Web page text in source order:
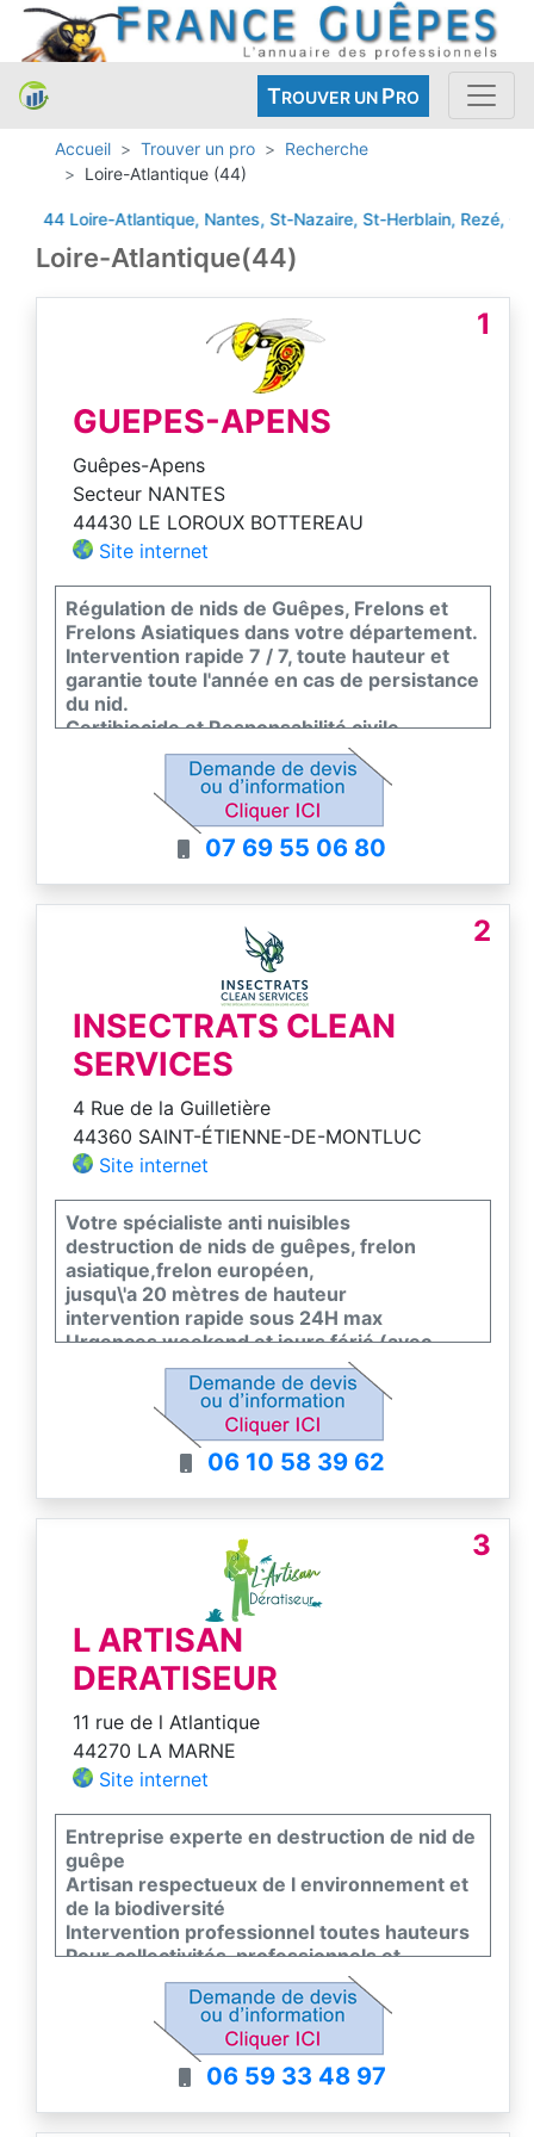
TROUVER UN PRO
Accueil Trouver un pro
Recherche
Loire-Atlantique (44)
44 Loire-Atlantique, Nantes, St-Nazaire, St-Herblain, Rezé,
Loire-Atlantique(44)
1
GUEPES-APENS
Guêpes-Apens
Secteur NANTES
44430 LE LOROUX BOTTEREAU
Site internet
Régulation de nids de Guêpes, Frelons et
Frelons Asiatiques dans votre département.
Intervention rapide 7 / 7, toute hauteur et
garantie toute l'année en cas de persistance
du nid.
Certibiocide et Responsabilité civile
professionnelle.
07 69 55 06 80
2
INSECTRATS CLEAN
SERVICES
4 Rue de la Guilletière
44360 SAINT-ÉTIENNE-DE-MONTLUC
Site internet
Votre spécialiste anti nuisibles
destruction de nids de guêpes, frelon
asiatique,frelon européen,
jusqu\'a 20 mètres de hauteur
intervention rapide sous 24H max
Urgences weekend et jours férié (avec
supplément)
06 10 58 39 62
3
L ARTISAN
DERATISEUR
11 rue de l Atlantique
44270 LA MARNE
Site internet
Entreprise experte en destruction de nid de
guêpe
Artisan respectueux de l environnement et
de la biodiversité
Intervention professionnel toutes hauteurs
Pour collectivités, professionnels et
particuliers
Prise de RDV rapide, Suivi efficace et
discrétion
06 59 33 48 97